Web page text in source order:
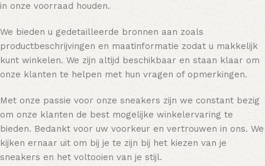
in onze voorraad houden.
We bieden u gedetailleerde bronnen aan zoals
productbeschrijvingen en maatinformatie zodat u makkelijk
kunt winkelen. We zijn altijd beschikbaar en staan klaar om
onze klanten te helpen met hun vragen of opmerkingen.
Met onze passie voor onze sneakers zijn we constant bezig
om onze klanten de best mogelijke winkelervaring te
bieden. Bedankt voor uw voorkeur en vertrouwen in ons. We
kijken ernaar uit om bij je te zijn bij het kiezen van je
sneakers en het voltooien van je stijl.